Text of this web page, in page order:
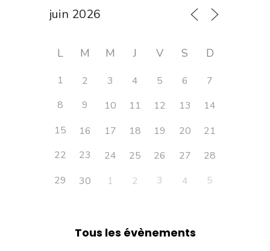
L M M J V S D
1 2 3 4 5 6
7
8
9 10 11 12 13
14
15
16 17 18 19 20
21
22
23 24 25 26 27
28
29
30 1 2 3 4 5
Tous les évènements